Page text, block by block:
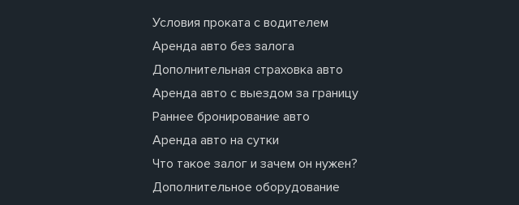
Условия проката с водителем
Аренда авто без залога
Дополнительная страховка авто
Аренда авто с выездом за границу
Раннее бронирование авто
Аренда авто на сутки
Что такое залог и зачем он нужен?
Дополнительное оборудование